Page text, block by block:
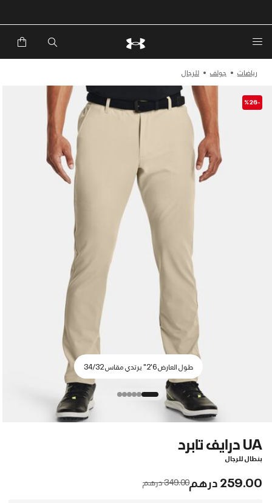
رياضات جولف للرجال
-%26
طول العارض 6'2" يرتدي مقاس 34/32
UA درايف تابرد
بنطال للرجال
259.00 درهم Price reduced from
349.00 درهم to